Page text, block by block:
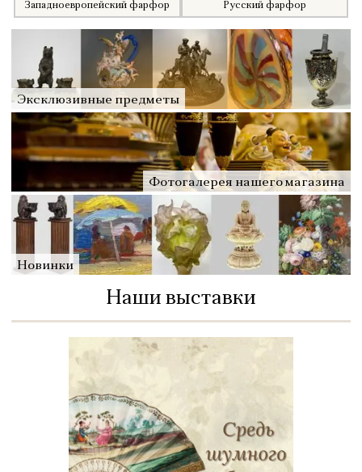
Западноевропейский фарфор Русский фарфор
Эксклюзивные предметы
Фотогалерея нашего магазина
Новинки
Наши выставки